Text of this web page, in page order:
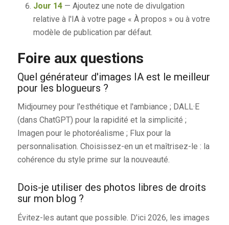
Jour 14— Ajoutez une note de divulgation
relative à l'IA à votre page « À propos » ou à votre
modèle de publication par défaut.
Foire aux questions
Quel générateur d'images IA est le meilleur
pour les blogueurs ?
Midjourney pour l'esthétique et l'ambiance ; DALL·E
(dans ChatGPT) pour la rapidité et la simplicité ;
Imagen pour le photoréalisme ; Flux pour la
personnalisation. Choisissez-en un et maîtrisez-le : la
cohérence du style prime sur la nouveauté.
Dois-je utiliser des photos libres de droits
sur mon blog ?
Évitez-les autant que possible. D'ici 2026, les images